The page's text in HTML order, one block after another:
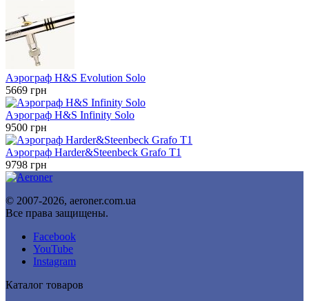
Аэрограф H&S Evolution Solo
5669 грн
Аэрограф H&S Infinity Solo
9500 грн
Аэрограф Harder&Steenbeck Grafo T1
9798 грн
© 2007-2026, aeroner.com.ua
Все права защищены.
Facebook
YouTube
Instagram
Каталог товаров